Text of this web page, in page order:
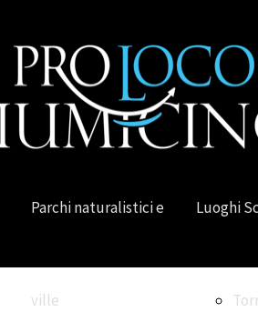
Parchi naturalistici e
ville
Luoghi